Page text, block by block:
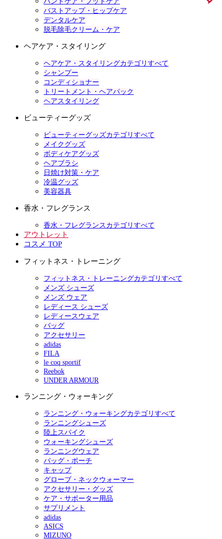
バストアップ・ヒップケア
デンタルケア
脱毛除毛クリーム・ケア
ヘアケア・スタイリング
ヘアケア・スタイリングカテゴリすべて
シャンプー
コンディショナー
トリートメント・ヘアパック
ヘアスタイリング
ビューティーグッズ
ビューティーグッズカテゴリすべて
メイクグッズ
ボディケアグッズ
ヘアブラシ
日焼け対策・ケア
冷温グッズ
美容器具
香水・フレグランス
香水・フレグランスカテゴリすべて
アウトレット
コスメ TOP
フィットネス・トレーニング
フィットネス・トレーニングカテゴリすべて
メンズ シューズ
メンズ ウェア
レディース シューズ
レディースウェア
バッグ
アクセサリー
adidas
FILA
le coq sportif
Reebok
UNDER ARMOUR
ランニング・ウォーキング
ランニング・ウォーキングカテゴリすべて
ランニングシューズ
陸上スパイク
ウォーキングシューズ
ランニングウェア
バッグ・ポーチ
キャップ
グローブ・ネックウォーマー
アクセサリー・グッズ
ケア・サポーター用品
サプリメント
adidas
ASICS
MIZUNO